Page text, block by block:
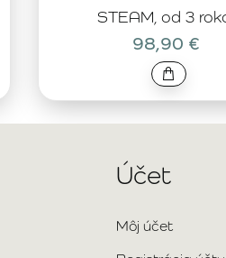
STEAM, od 3
98,90 €
Účet
Môj účet